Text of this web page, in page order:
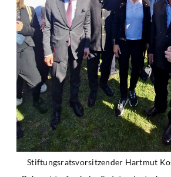
Stiftungsratsvorsitzender Hartmut